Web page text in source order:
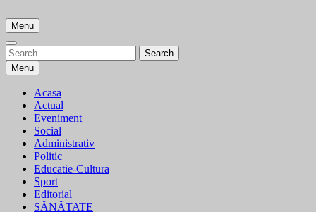
to
content
Menu
Search
for:
Search
Menu
Acasa
Actual
Eveniment
Social
Administrativ
Politic
Educatie-Cultura
Sport
Editorial
SĂNĂTATE